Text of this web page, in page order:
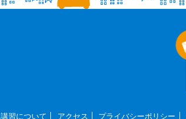
講習について アクセス プライバシーポリシー